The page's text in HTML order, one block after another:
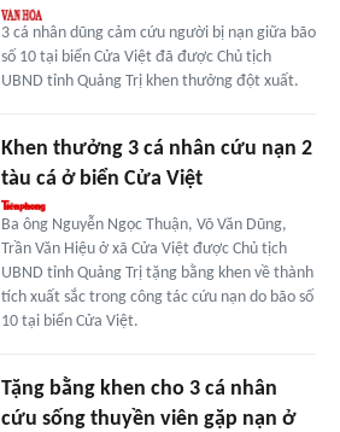
3 cá nhân dũng cảm cứu người bị nạn giữa bão
số 10 tại biển Cửa Việt đã được Chủ tịch
UBND tỉnh Quảng Trị khen thưởng đột xuất.
Khen thưởng 3 cá nhân cứu nạn 2
tàu cá ở biển Cửa Việt
Ba ông Nguyễn Ngọc Thuận, Võ Văn Dũng,
Trần Văn Hiệu ở xã Cửa Việt được Chủ tịch
UBND tỉnh Quảng Trị tặng bằng khen về thành
tích xuất sắc trong công tác cứu nạn do bão số
10 tại biển Cửa Việt.
Tặng bằng khen cho 3 cá nhân
cứu sống thuyền viên gặp nạn ở